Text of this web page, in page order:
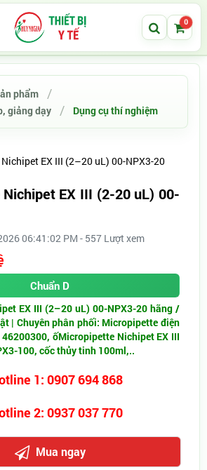
0
phẩm
giảng dạy
Dụng cụ thí nghiệm
EX III (2-20 uL) 00-
06:41:02 PM - 557 Lượt xem
Chuẩn D
EX III (2–20 uL) 00-NPX3-20 hãng /
| Chuyên phân phối: Micropipette điện
ốMicropipette Nichipet EX III
100, cốc thủy tinh 100ml,..
1: 0907 694 868
2: 0937 037 770
Mua ngay